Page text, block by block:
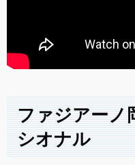
ファジアーノ
シオナル